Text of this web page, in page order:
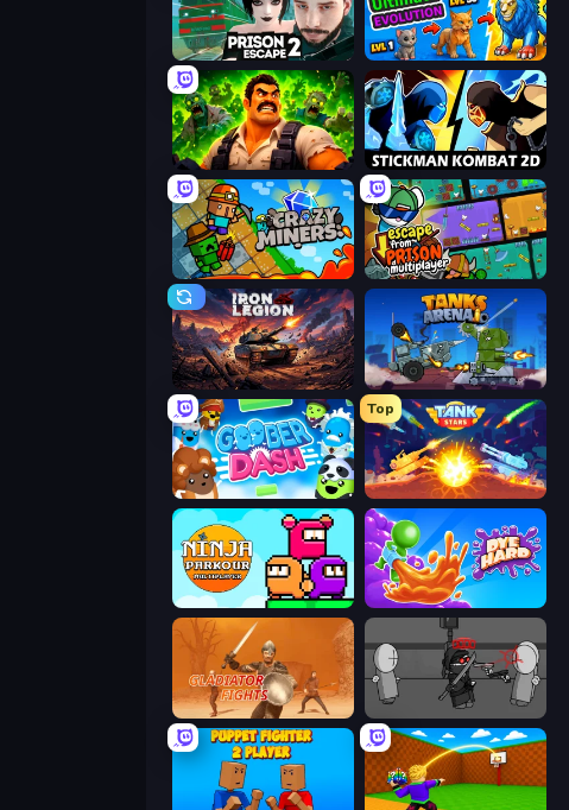
Prison Escape 2 Ultimate Evolution
Zombie Lab Escape Stickman Kombat 2D
Crazy Miners Escape From Prison Multiplayer
Iron Legion Tanks Arena io: Craft & Combat
Goober Dash
Top
Tank Stars
Ninja Parkour Multiplayer Dye Hard
Gladiator Fights Madness Project Nexus